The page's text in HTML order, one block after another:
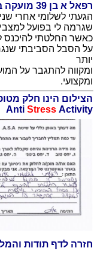
רפאל א בן 39 מועקה בבית החזה
הגעתי לשלומי אחרי
שגרמה לי בפועל
כאשר החלטתי להיכנס
על הסבל הסביבתי
יותר
ומקווה להתגבר על
ומקצועי.
הצילום הינו חלק
AntiStress Activity
חזרה לדף תודות